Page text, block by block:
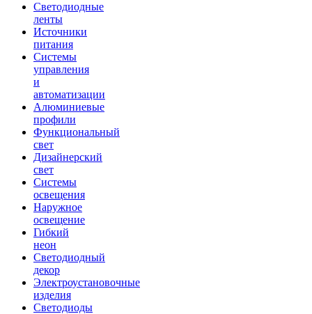
Светодиодные
ленты
Источники
питания
Системы
управления
и
автоматизации
Алюминиевые
профили
Функциональный
свет
Дизайнерский
свет
Системы
освещения
Наружное
освещение
Гибкий
неон
Светодиодный
декор
Электроустановочные
изделия
Светодиоды